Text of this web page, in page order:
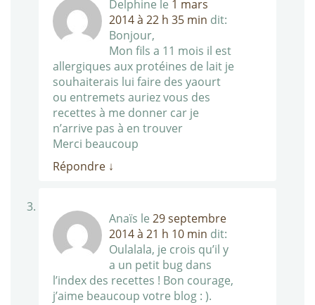
Delphine le 1 mars
2014 à 22 h 35 min dit:
Bonjour,
Mon fils a 11 mois il est
allergiques aux protéines de lait je
souhaiterais lui faire des yaourt
ou entremets auriez vous des
recettes à me donner car je
n’arrive pas à en trouver
Merci beaucoup
Répondre ↓
Anaïs le 29 septembre
2014 à 21 h 10 min dit:
Oulalala, je crois qu’il y
a un petit bug dans
l’index des recettes ! Bon courage,
j’aime beaucoup votre blog : ).